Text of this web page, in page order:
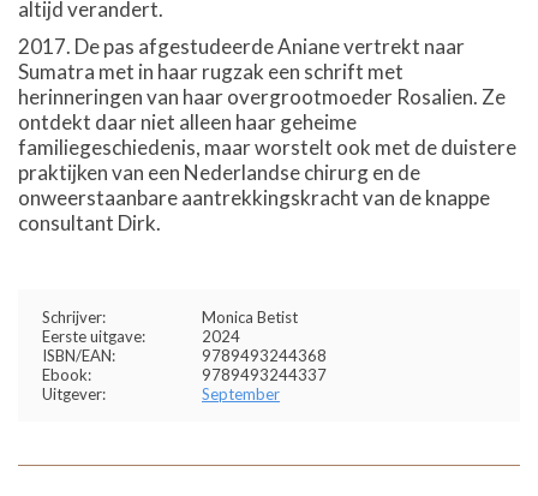
altijd verandert.
2017. De pas afgestudeerde Aniane vertrekt naar
Sumatra met in haar rugzak een schrift met
herinneringen van haar overgrootmoeder Rosalien. Ze
ontdekt daar niet alleen haar geheime
familiegeschiedenis, maar worstelt ook met de duistere
praktijken van een Nederlandse chirurg en de
onweerstaanbare aantrekkingskracht van de knappe
consultant Dirk.
Schrijver:
Monica Betist
Eerste uitgave:
2024
ISBN/EAN:
9789493244368
Ebook:
9789493244337
Uitgever:
September